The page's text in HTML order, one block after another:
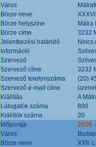
Város
Börze neve
Börze helyszíne
Mátra
Börze címe
3232
Jelentkezési határidő
Nincs
Információ
Szervező
Szervező címe
3232
Szervező telefonszáma
(20)
Szervező e-mail címe
Kiállítás
A
Látogatók száma
800
Kiállítók száma
20
Időpontja
2026.
Város
Börze neve
XXII.